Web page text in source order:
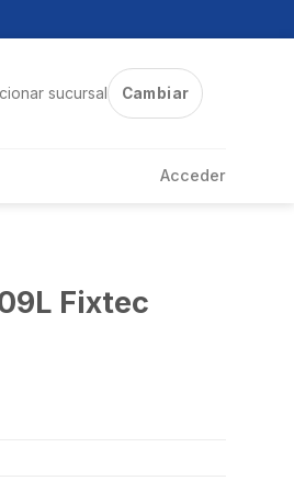
sucursal Cambiar
Acceder
Fixtec